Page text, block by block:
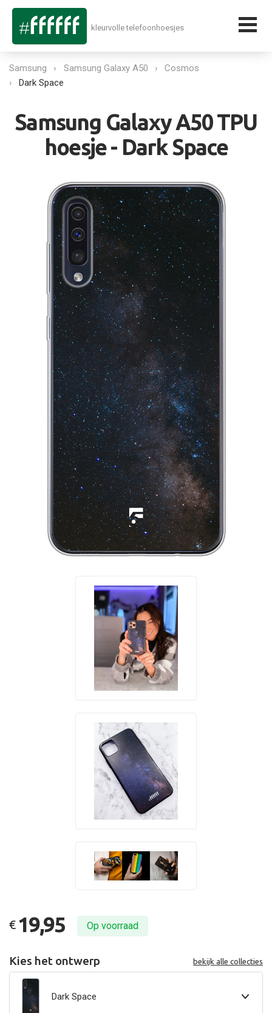
kleurvolle telefoonhoesjes
Samsung Samsung Galaxy A50
Cosmos
Dark Space
Samsung Galaxy A50 TPU
hoesje - Dark Space
€ 19,95 Op voorraad
Kies het ontwerp bekijk alle collecties
Dark Space